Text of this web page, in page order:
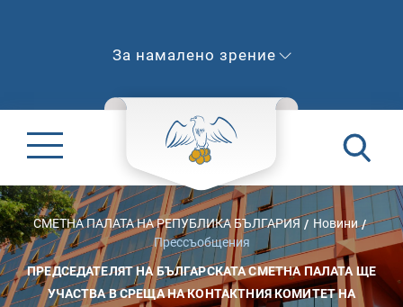
За намалено зрение
СМЕТНА ПАЛАТА НА РЕПУБЛИКА БЪЛГАРИЯ
Новини
Прессъобщения
ПРЕДСЕДАТЕЛЯТ НА БЪЛГАРСКАТА СМЕТНА ПАЛАТА ЩЕ
УЧАСТВА В СРЕЩА НА КОНТАКТНИЯ КОМИТЕТ НА